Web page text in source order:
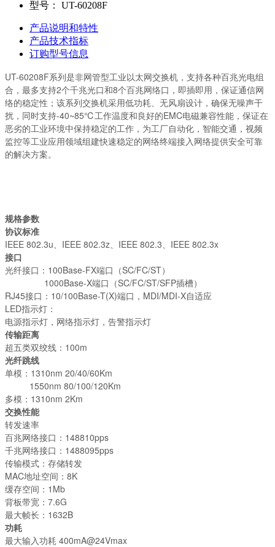
型号： UT-60208F
产品说明和特性
产品技术指标
订购型号信息
UT-60208F系列是非网管型工业以太网交换机，支持各种百兆光电组
合，最多支持2个千兆光口和8个百兆网络口，即插即用，保证通信网
络的稳定性；该系列交换机采用低功耗、无风扇设计，确保无噪声干
扰，同时支持-40~85℃工作温度和良好的EMC电磁兼容性能，保证在
恶劣的工业环境中保持稳定的工作，为工厂自动化，智能交通，视频
监控等工业应用领域组建快速稳定的网络终端接入网络提供安全可靠
的解决方案。
规格参数
协议标准
IEEE 802.3u、IEEE 802.3z、IEEE 802.3、IEEE 802.3x
接口
光纤接口：100Base-FX端口（SC/FC/ST）
1000Base-X端口（SC/FC/ST/SFP插槽）
RJ45接口：10/100Base-T(X)端口，MDI/MDI-X自适应
LED指示灯：
电源指示灯，网络指示灯，告警指示灯
传输距离
超五类双绞线：100m
光纤跳线
单模：1310nm 20/40/60Km
1550nm 80/100/120Km
多模：1310nm 2Km
交换性能
转发速率
百兆网络接口：148810pps
千兆网络接口：1488095pps
传输模式：存储转发
MAC地址空间：8K
缓存空间：1Mb
背板带宽：7.6G
最大帧长：1632B
功耗
最大输入功耗 400mA@24Vmax